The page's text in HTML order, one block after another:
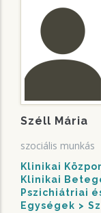
Széll Mária
szociális munkás
Klinikai
Klinikai
Pszichiátriai
Egységek